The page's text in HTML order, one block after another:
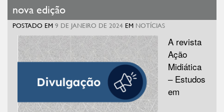
nova edição
POSTADO EM 9 DE JANEIRO DE 2024 EM NOTÍCIAS
A revista
Ação
Midiática
– Estudos
em